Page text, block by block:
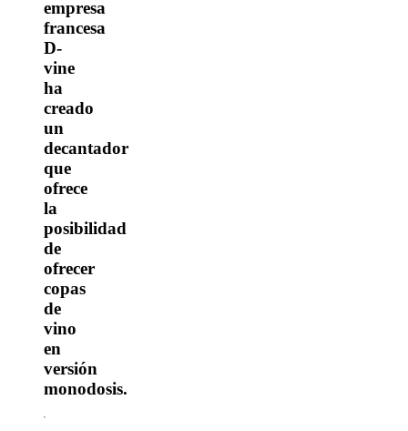
empresa
francesa
D-
vine
ha
creado
un
decantador
que
ofrece
la
posibilidad
de
ofrecer
copas
de
vino
en
versión
monodosis.